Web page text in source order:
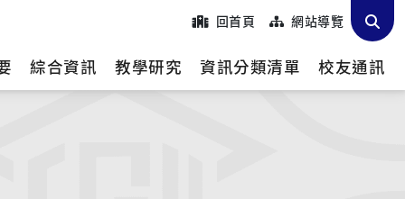
回首頁 網站導覽
綜合資訊 教學研究 資訊分類清單 校友通訊